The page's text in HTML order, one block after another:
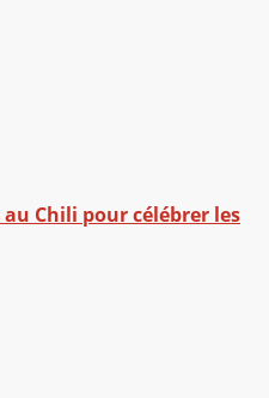
Chili pour célébrer les